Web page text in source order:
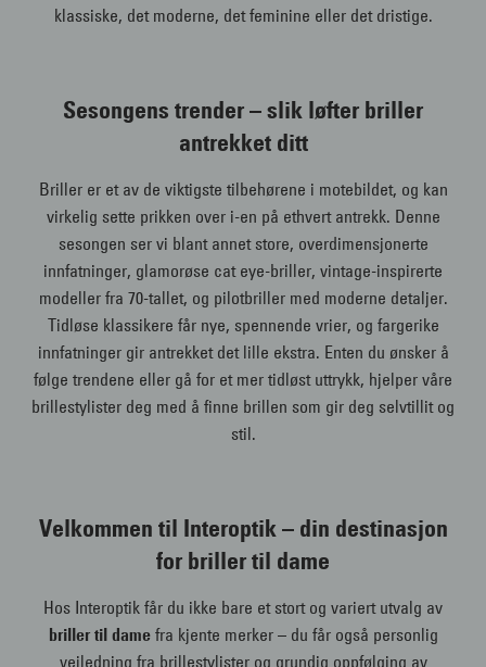
klassiske, det moderne, det feminine eller det dristige.
Sesongens trender – slik løfter briller
antrekket ditt
Briller er et av de viktigste tilbehørene i motebildet, og kan
virkelig sette prikken over i-en på ethvert antrekk. Denne
sesongen ser vi blant annet store, overdimensjonerte
innfatninger, glamorøse cat eye-briller, vintage-inspirerte
modeller fra 70-tallet, og pilotbriller med moderne detaljer.
Tidløse klassikere får nye, spennende vrier, og fargerike
innfatninger gir antrekket det lille ekstra. Enten du ønsker å
følge trendene eller gå for et mer tidløst uttrykk, hjelper våre
brillestylister deg med å finne brillen som gir deg selvtillit og
stil.
Velkommen til Interoptik – din destinasjon
for briller til dame
Hos Interoptik får du ikke bare et stort og variert utvalg av
briller til damefra kjente merker – du får også personlig
veiledning fra brillestylister og grundig oppfølging av